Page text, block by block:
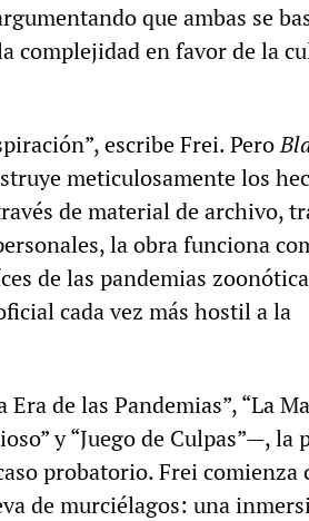
que ambas se
complejidad en favor de la
escribe Frei. Pero
meticulosamente los
de material de archivo,
la obra funciona
de las pandemias
cada vez más hostil a la
de las Pandemias”, “La
y “Juego de Culpas”—, la
probatorio. Frei comienza
de murciélagos: una